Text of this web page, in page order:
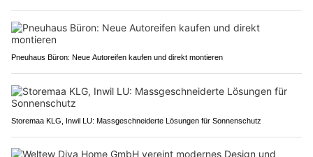
Pneuhaus Büron: Neue Autoreifen kaufen und direkt montieren
Storemaa KLG, Inwil LU: Massgeschneiderte Lösungen für Sonnenschutz